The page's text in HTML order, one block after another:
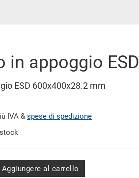
in appoggio ESD
ESD 600x400x28.2 mm
IVA & spese di spedizione
Aggiungere al carrello